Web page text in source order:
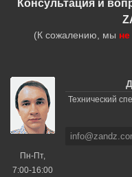
Консультация и
(К сожалению, мы
Пн-Пт,
7:00-16:00
Технический